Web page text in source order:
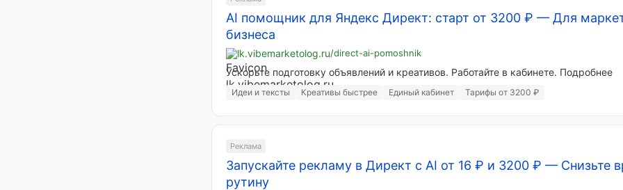
AI помощник для Яндекс Директ: старт от 3200 ₽ — Для
бизнеса
lk.vibemarketolog.ru/direct-ai-pomoshnik
Ускорьте подготовку объявлений и креативов. Работайте в кабинете. Подробнее
Идеи и тексты Креативы быстрее Единый кабинет Тарифы от 3200 ₽
Реклама
Запускайте рекламу в Директ с AI от 16 ₽ и 3200 ₽ — Снизьте
рутину